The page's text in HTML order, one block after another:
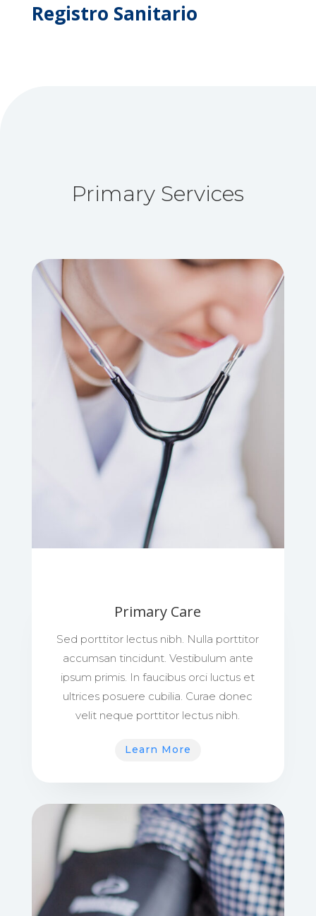
Registro Sanitario
Primary Services
Primary Care
Sed porttitor lectus nibh. Nulla porttitor
accumsan tincidunt. Vestibulum ante
ipsum primis. In faucibus orci luctus et
ultrices posuere cubilia. Curae donec
velit neque porttitor lectus nibh.
Learn More